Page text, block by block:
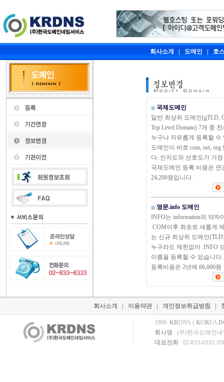
회사소개 도메인 호
국제도메인
일반 최상위 도메인(gTLD,
Top Level Domain) 7개 중
누구나 자유롭게 등록할 수
도메인이 바로 com, net, org
다. 인지도와 선호도가 가
국제도메인 등록 비용은 연
24,200원입니다.
영문.info 도메인
INFO는 information의 약자
.COM이후 최초로 새롭게
는 신규 최상위 도메인
누구라도 제한없이 .INFO
이름을 등록할 수 있습니다.
등록비용은 2년에 66,000원
회사소개 이용약관 개인정보취급방침
1998. KRDNS ( KOREA D
회사명 : (주)한국도메인
대표전화 : 02-833-6333,